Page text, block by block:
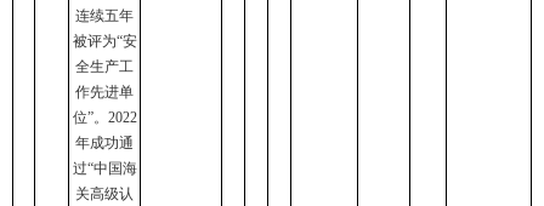
连续五年
被评为“安
全生产工
作先进单
位”。2022
年成功通
过“中国海
关高级认